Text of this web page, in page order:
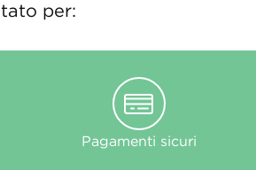
per:
Pagamenti sicuri